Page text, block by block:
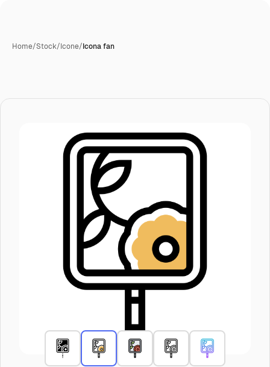
Home/Stock/Icone/Icona fan